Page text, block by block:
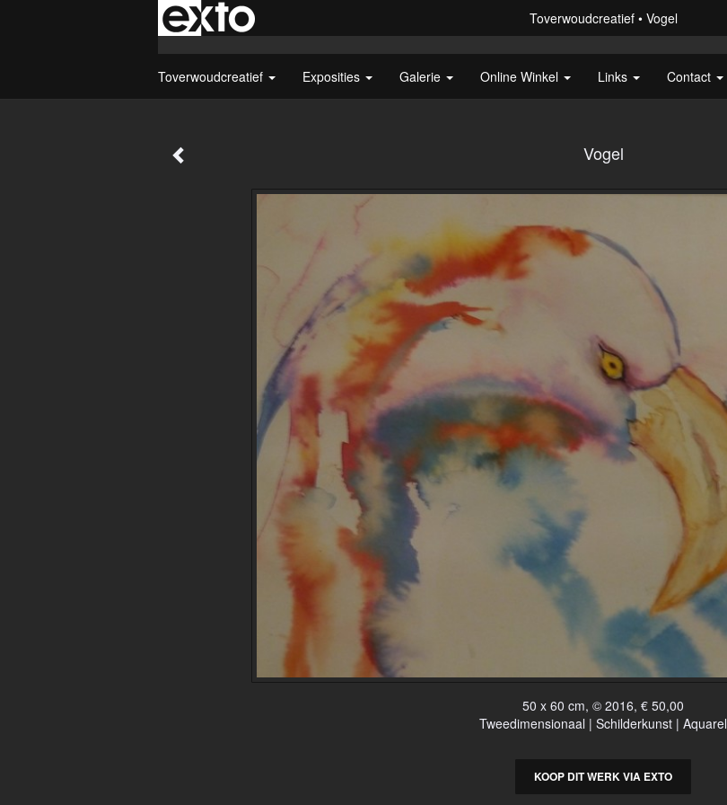
Toverwoudcreatief Vogel
Toverwoudcreatief Exposities Galerie Online Winkel Links Contact
Vogel
50 x 60 cm, © 2016, € 50,00
Tweedimensionaal | Schilderkunst | Aquarel
KOOP DIT WERK VIA EXTO